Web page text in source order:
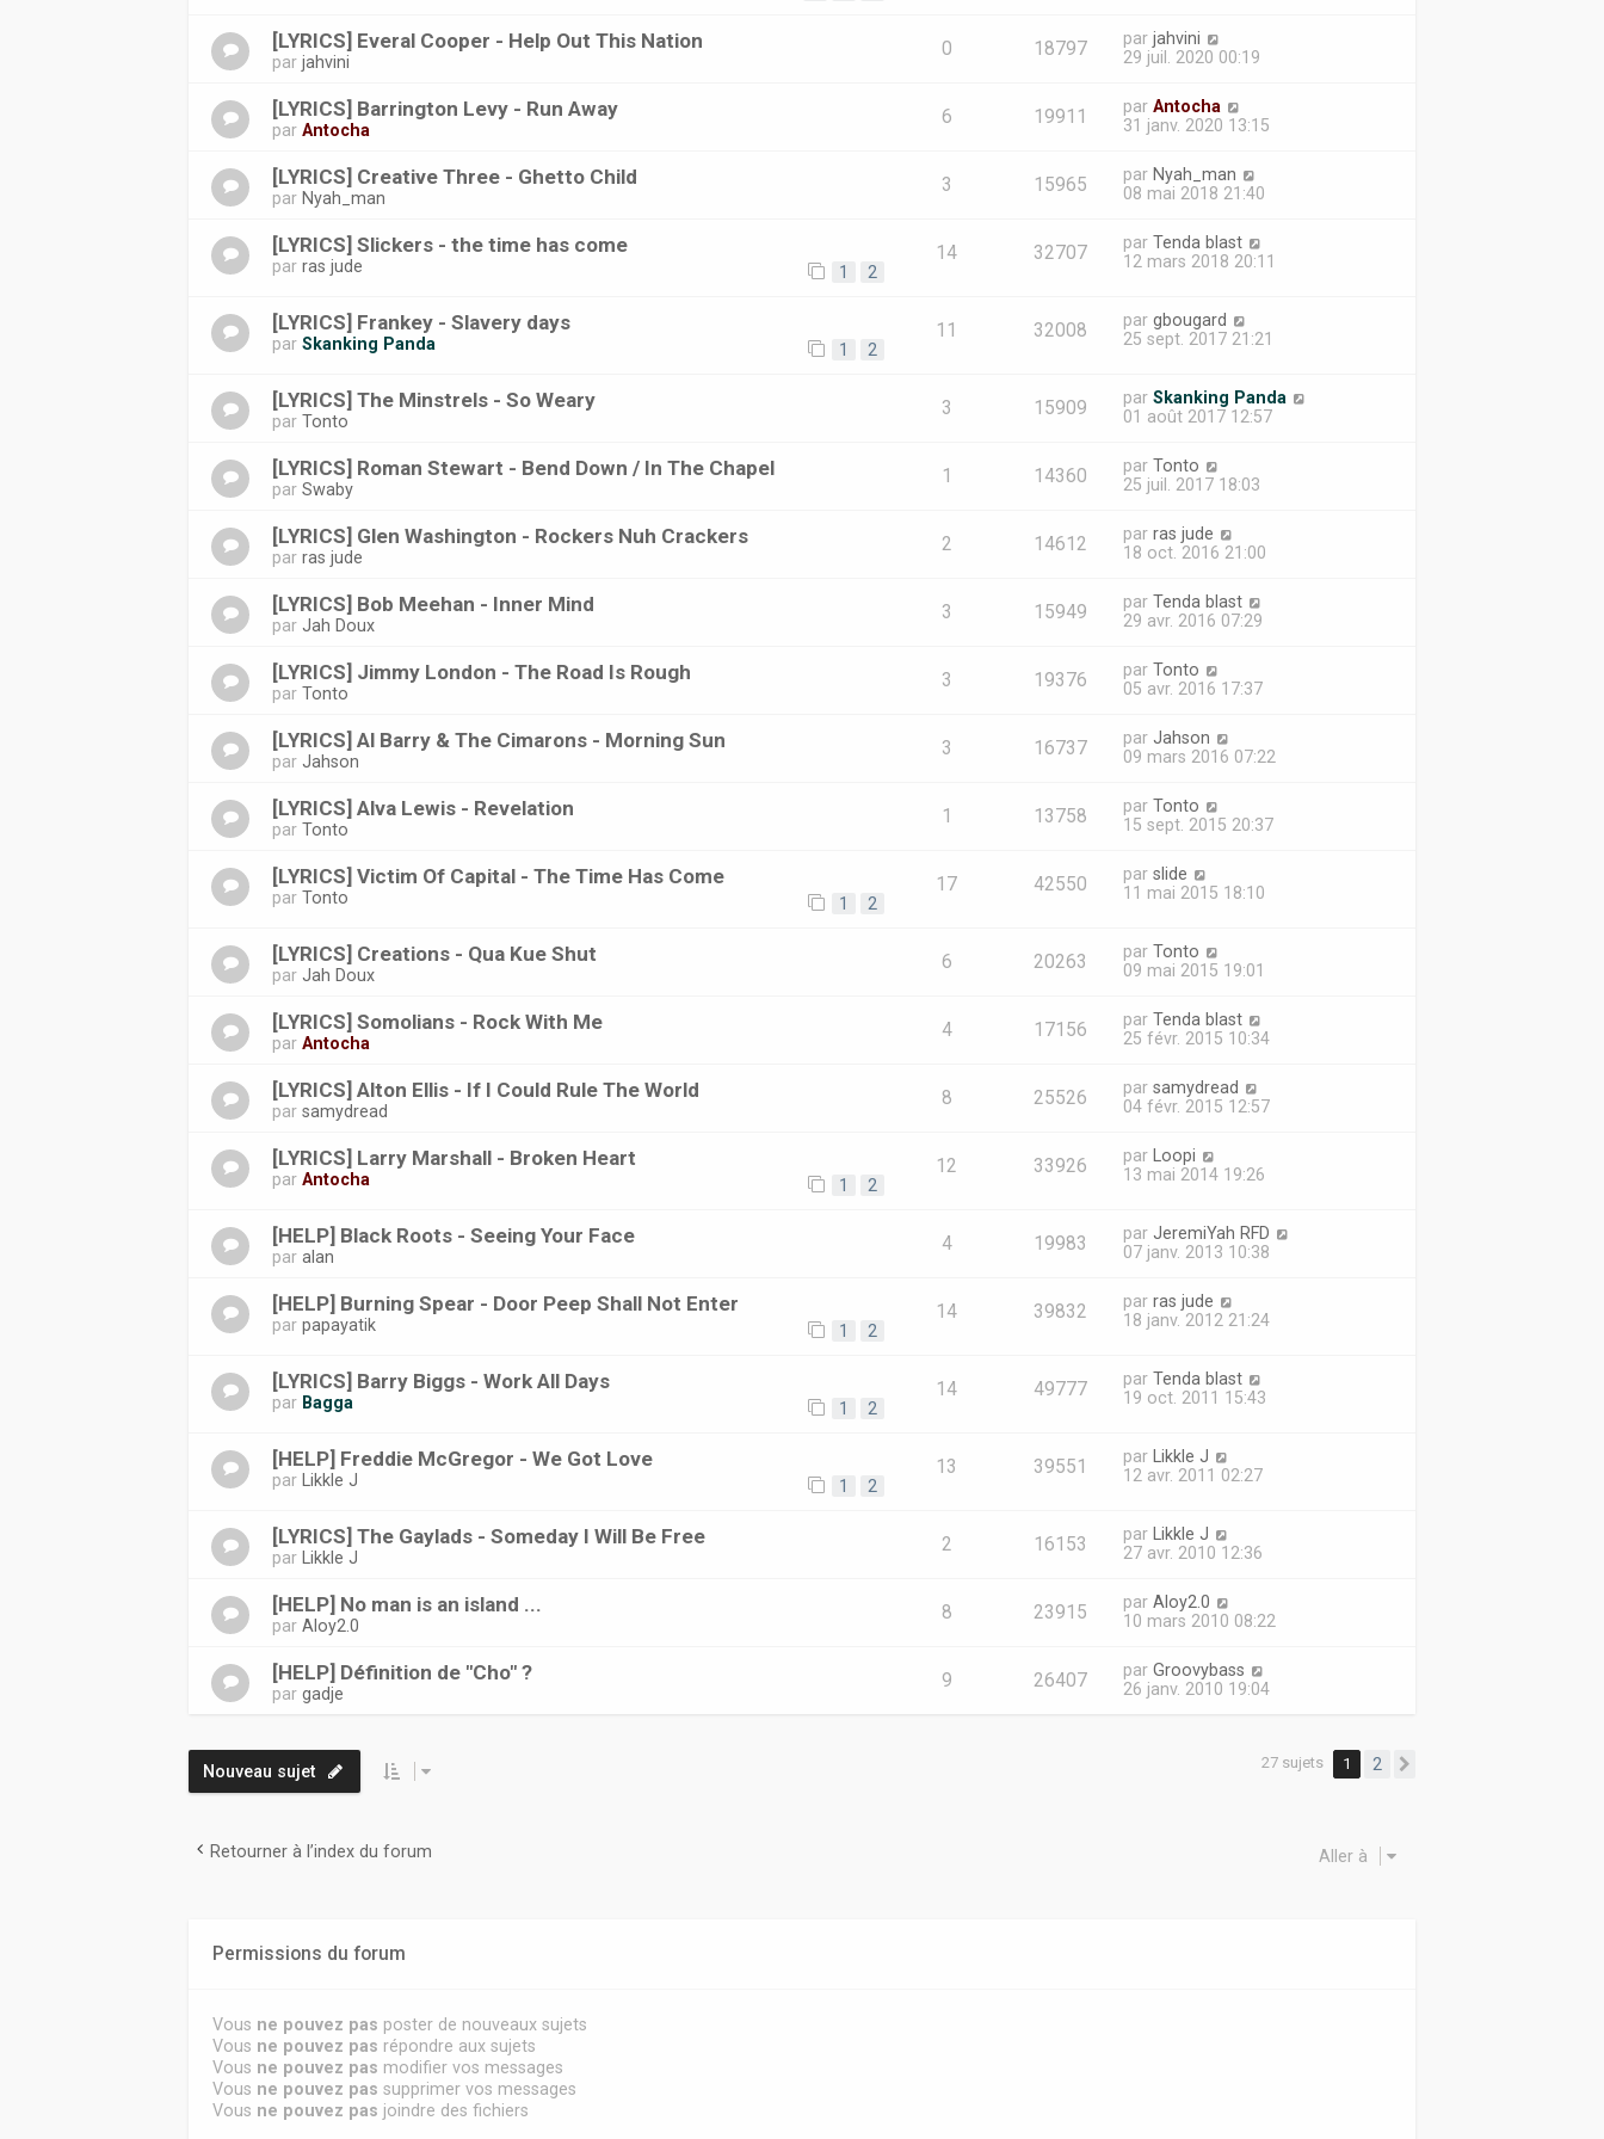
[LYRICS] Everal Cooper - Help Out This Nation
parjahvini
0 18797 par jahvini
29 juil. 2020 00:19
[LYRICS] Barrington Levy - Run Away
parAntocha
6 19911 par Antocha
31 janv. 2020 13:15
[LYRICS] Creative Three - Ghetto Child
par Nyah_man
3 15965 par Nyah_man
08 mai 2018 21:40
[LYRICS] Slickers - the time has come
parras jude 1 2
14 32707 par Tenda blast
12 mars 2018 20:11
[LYRICS] Frankey - Slavery days
parSkanking Panda 1 2
11 32008 par gbougard
25 sept. 2017 21:21
[LYRICS] The Minstrels - So Weary
parTonto
3 15909 par Skanking Panda
01 août 2017 12:57
[LYRICS] Roman Stewart - Bend Down / In The Chapel
parSwaby
1 14360 par Tonto
25 juil. 2017 18:03
[LYRICS] Glen Washington - Rockers Nuh Crackers
parras jude
2 14612 par ras jude
18 oct. 2016 21:00
[LYRICS] Bob Meehan - Inner Mind
parJah Doux
3 15949 par Tenda blast
29 avr. 2016 07:29
[LYRICS] Jimmy London - The Road Is Rough
parTonto
3 19376 par Tonto
05 avr. 2016 17:37
[LYRICS] Al Barry & The Cimarons - Morning Sun
parJahson
3 16737 par Jahson
09 mars 2016 07:22
[LYRICS] Alva Lewis - Revelation
parTonto
1 13758 par Tonto
15 sept. 2015 20:37
[LYRICS] Victim Of Capital - The Time Has Come
parTonto 1 2
17 42550 par slide
11 mai 2015 18:10
[LYRICS] Creations - Qua Kue Shut
parJah Doux
6 20263 par Tonto
09 mai 2015 19:01
[LYRICS] Somolians - Rock With Me
parAntocha
4 17156 par Tenda blast
25 févr. 2015 10:34
[LYRICS] Alton Ellis - If I Could Rule The World
parsamydread
8 25526 par samydread
04 févr. 2015 12:57
[LYRICS] Larry Marshall - Broken Heart
parAntocha 1 2
12 33926 par
Loopi
13 mai 2014 19:26
[HELP] Black Roots - Seeing Your Face
paralan
4 19983 par JeremiYah RFD
07 janv. 2013 10:38
[HELP] Burning Spear - Door Peep Shall Not Enter
parpapayatik 1 2
14 39832 par ras jude
18 janv. 2012 21:24
[LYRICS] Barry Biggs - Work All Days
par Bagga 1 2
14 49777 par Tenda blast
19 oct. 2011 15:43
[HELP] Freddie McGregor - We Got Love
par Likkle J 1 2
13 39551 par
Likkle J
12 avr. 2011 02:27
[LYRICS] The Gaylads - Someday I Will Be Free
par Likkle J
2 16153 par
Likkle J
27 avr. 2010 12:36
[HELP] No man is an island ...
parAloy2.0
8 23915 par Aloy2.0
10 mars 2010 08:22
[HELP] Définition de "Cho" ?
pargadje
9 26407 par Groovybass
26 janv. 2010 19:04
Nouveau sujet 27 sujets 1 2
Retourner à l’index du forum Aller à
Permissions du forum
Vous ne pouvez pas poster de nouveaux sujets
Vous ne pouvez pas répondre aux sujets
Vous ne pouvez pas modifier vos messages
Vous ne pouvez pas supprimer vos messages
Vous ne pouvez pas joindre des fichiers